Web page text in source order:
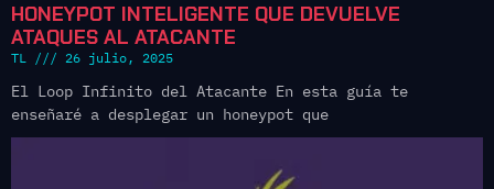
HONEYPOT INTELIGENTE QUE DEVUELVE
ATAQUES AL ATACANTE
TL 26 julio, 2025
El Loop Infinito del Atacante En esta guía te
enseñaré a desplegar un honeypot que